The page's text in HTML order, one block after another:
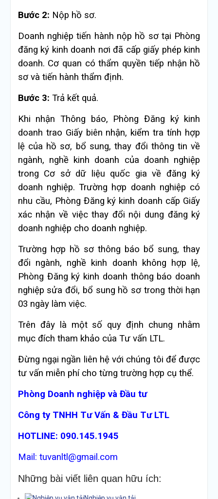
Bước 2: Nộp hồ sơ.
Doanh nghiệp tiến hành nộp hồ sơ tại Phòng
đăng ký kinh doanh nơi đã cấp giấy phép kinh
doanh. Cơ quan có thẩm quyền tiếp nhận hồ
sơ và tiến hành thẩm định.
Bước 3: Trả kết quả.
Khi nhận Thông báo, Phòng Đăng ký kinh
doanh trao Giấy biên nhận, kiểm tra tính hợp
lệ của hồ sơ, bổ sung, thay đổi thông tin về
ngành, nghề kinh doanh của doanh nghiệp
trong Cơ sở dữ liệu quốc gia về đăng ký
doanh nghiệp. Trường hợp doanh nghiệp có
nhu cầu, Phòng Đăng ký kinh doanh cấp Giấy
xác nhận về việc thay đổi nội dung đăng ký
doanh nghiệp cho doanh nghiệp.
Trường hợp hồ sơ thông báo bổ sung, thay
đổi ngành, nghề kinh doanh không hợp lệ,
Phòng Đăng ký kinh doanh thông báo doanh
nghiệp sửa đổi, bổ sung hồ sơ trong thời hạn
03 ngày làm việc.
Trên đây là một số quy định chung nhằm
mục đích tham khảo của Tư vấn LTL.
Đừng ngại ngần liên hệ với chúng tôi để được
tư vấn miễn phí cho từng trường hợp cụ thể.
Phòng Doanh nghiệp và Đầu tư
Công ty TNHH Tư Vấn & Đầu Tư LTL
HOTLINE: 090.145.1945
Mail: tuvanltl@gmail.com
Những bài viết liên quan hữu ích: